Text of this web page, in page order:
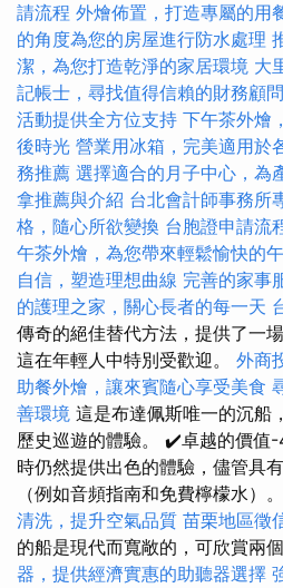
請流程 外燴佈置，打造專屬的用
的角度為您的房屋進行防水處理
潔，為您打造乾淨的家居環境 大
記帳士，尋找值得信賴的財務顧問
活動提供全方位支持 下午茶外燴
後時光 營業用冰箱，完美適用於
務推薦 選擇適合的月子中心，為
拿推薦與介紹 台北會計師事務所
格，隨心所欲變換 台胞證申請流
午茶外燴，為您帶來輕鬆愉快的
自信，塑造理想曲線 完善的家事
的護理之家，關心長者的每一天
傳奇的絕佳替代方法，提供了一
這在年輕人中特別受歡迎。 外商
助餐外燴，讓來賓隨心享受美食
善環境 這是布達佩斯唯一的沉船
歷史巡遊的體驗。 ✔️卓越的價值
時仍然提供出色的體驗，儘管具
（例如音頻指南和免費檸檬水）。
清洗，提升空氣品質 苗栗地區徵
的船是現代而寬敞的，可欣賞兩
器，提供經濟實惠的助聽器選擇